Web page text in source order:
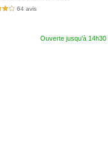
sur 5 64 avis
Ouverte jusqu'à 14h30